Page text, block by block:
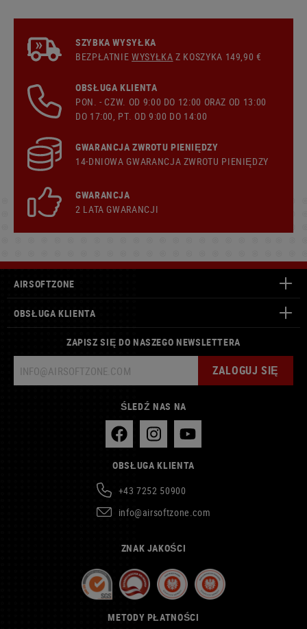
SZYBKA WYSYŁKA
BEZPŁATNIEWYSYŁKA Z KOSZYKA 149,90 €
OBSŁUGA KLIENTA
PON. - CZW. OD 9:00 DO 12:00 ORAZ OD 13:00
DO 17:00, PT. OD 9:00 DO 14:00
GWARANCJA ZWROTU PIENIĘDZY
14-DNIOWA GWARANCJA ZWROTU PIENIĘDZY
GWARANCJA
2 LATA GWARANCJI
AIRSOFTZONE
OBSŁUGA KLIENTA
ZAPISZ SIĘ DO NASZEGO NEWSLETTERA
ZALOGUJ SIĘ
ŚLEDŹ NAS NA
OBSŁUGA KLIENTA
+43 7252 50900
info@airsoftzone.com
ZNAK JAKOŚCI
METODY PŁATNOŚCI